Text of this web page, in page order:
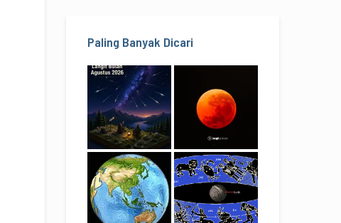
Paling Banyak Dicari